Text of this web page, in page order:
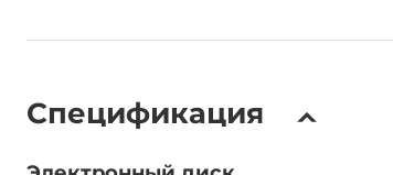
Спецификация